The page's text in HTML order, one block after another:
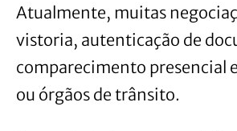
Atualmente, muitas
vistoria, autenticação de
comparecimento presencial
ou órgãos de trânsito.